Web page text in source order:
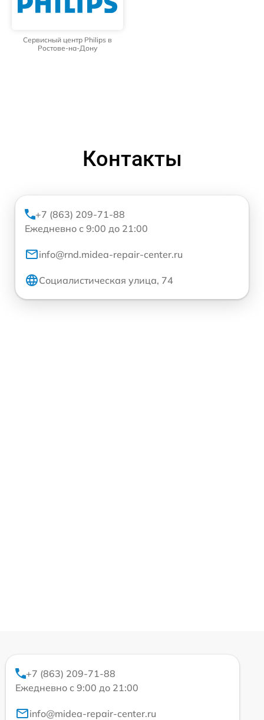
Сервисный центр Philips в
Ростове-на-Дону
Контакты
+7 (863) 209-71-88
Ежедневно с 9:00 до 21:00
info@rnd.midea-repair-center.ru
Социалистическая улица, 74
+7 (863) 209-71-88
Ежедневно с 9:00 до 21:00
info@midea-repair-center.ru